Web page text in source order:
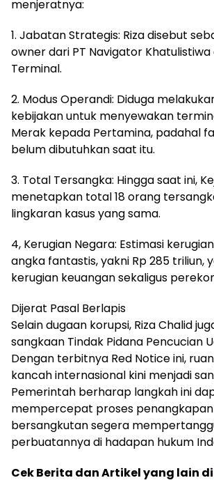
menjeratnya:
1. Jabatan Strategis: Riza disebut
owner dari PT Navigator Khatulistiwa
Terminal.
2. Modus Operandi: Diduga
kebijakan untuk menyewakan
Merak kepada Pertamina, padahal
belum dibutuhkan saat itu.
3. Total Tersangka: Hingga saat ini,
menetapkan total 18 orang
lingkaran kasus yang sama.
4, Kerugian Negara: Estimasi
angka fantastis, yakni Rp 285 triliun,
kerugian keuangan sekaligus
Dijerat Pasal Berlapis
Selain dugaan korupsi, Riza Chalid
sangkaan Tindak Pidana Pencucian
Dengan terbitnya Red Notice ini,
kancah internasional kini menjadi
Pemerintah berharap langkah ini
mempercepat proses
bersangkutan segera
perbuatannya di hadapan hukum
Cek Berita dan Artikel yang lain di